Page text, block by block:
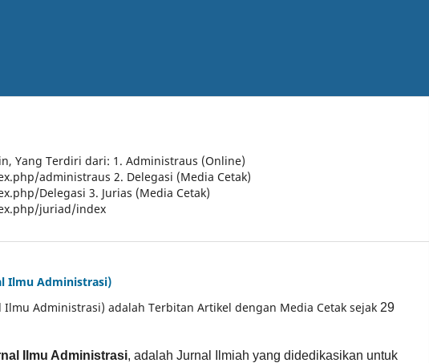
Yang Terdiri dari: 1. Administraus (Online)
administraus 2. Delegasi (Media Cetak)
Delegasi 3. Jurias (Media Cetak)
juriad/index
Ilmu Administrasi)
Ilmu Administrasi) adalah Terbitan Artikel dengan Media Cetak sejak 29
Ilmu Administrasi, adalah Jurnal Ilmiah yang didedikasikan untuk